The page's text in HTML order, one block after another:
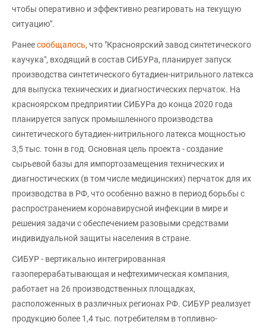
чтобы оперативно и эффективно реагировать на текущую
ситуацию".
Ранеесообщалось, что "Красноярский завод синтетического
каучука", входящий в состав СИБУРа, планирует запуск
производства синтетического бутадиен-нитрильного латекса
для выпуска технических и диагностических перчаток. На
красноярском предприятии СИБУРа до конца 2020 года
планируется запуск промышленного производства
синтетического бутадиен-нитрильного латекса мощностью
3,5 тыс. тонн в год. Основная цель проекта - создание
сырьевой базы для импортозамещения технических и
диагностических (в том числе медицинских) перчаток для их
производства в РФ, что особенно важно в период борьбы с
распространением коронавирусной инфекции в мире и
решения задачи с обеспечением разовыми средствами
индивидуальной защиты населения в стране.
СИБУР - вертикально интегрированная
газоперерабатывающая и нефтехимическая компания,
работает на 26 производственных площадках,
расположенных в различных регионах РФ. СИБУР реализует
продукцию более 1,4 тыс. потребителям в топливно-